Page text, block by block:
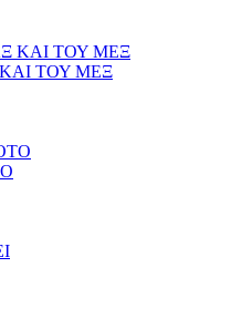
ΤΟΥ ΜΕΞ